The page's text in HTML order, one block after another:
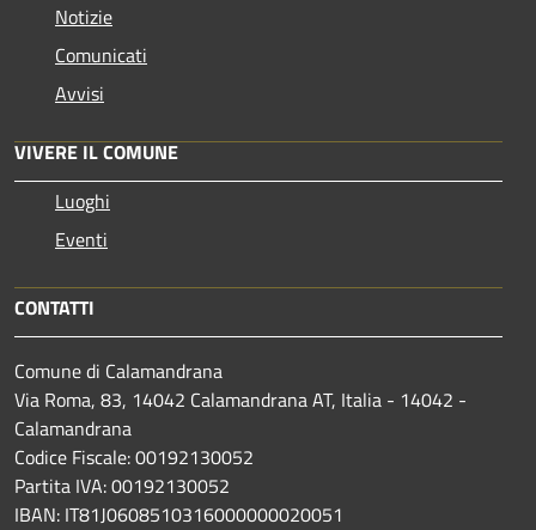
Notizie
Comunicati
Avvisi
VIVERE IL COMUNE
Luoghi
Eventi
CONTATTI
Comune di Calamandrana
Via Roma, 83, 14042 Calamandrana AT, Italia - 14042 -
Calamandrana
Codice Fiscale: 00192130052
Partita IVA: 00192130052
IBAN: IT81J0608510316000000020051